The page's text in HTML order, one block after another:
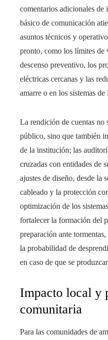
comentarios adicionales
básico de comunicación
asuntos técnicos y
pronto, como los límites de
descenso preventivo, los
eléctricas cercanas y las
amarre o en los sistemas
La rendición de cuentas no
público, sino que también
de la institución; las
cruzadas con entidades de
ajustes de diseño, desde la
cableado y la protección
optimización de los
fortalecer la formación del
preparación ante
la probabilidad de
en caso de que se
Impacto local y
comunitaria
Para las comunidades de